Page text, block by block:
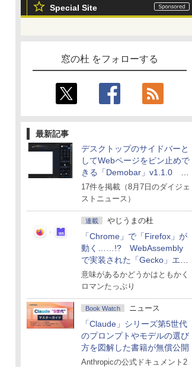
Special Site
窓の杜 をフォローする
最新記事
デスクトップのサイドバーと
してWebページをピン止めで
きる「Demobar」v1.1.0 ほ
か
17件を掲載（8月7日のダイジェ
ストニュース）
連載 やじうまの杜
「Chrome」で「Firefox」が
動く……!? WebAssembly
で実装された「Gecko」エン
ジン
意味があるかどうかはともかく
ロマンたっぷり
Book Watch ニュース
「Claude」シリーズ第5世代
のプロンプトやモデルの選び
方を図解した書籍が無償公開
Anthropicの公式ドキュメント2